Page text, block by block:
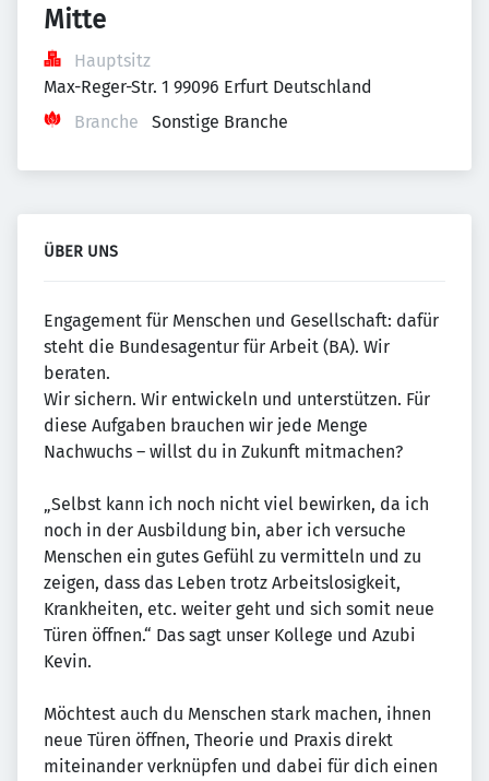
Mitte
Hauptsitz
Max-Reger-Str. 1 99096 Erfurt Deutschland
Branche
Sonstige Branche
ÜBER UNS
Engagement für Menschen und Gesellschaft: dafür
steht die Bundesagentur für Arbeit (BA). Wir
beraten.
Wir sichern. Wir entwickeln und unterstützen. Für
diese Aufgaben brauchen wir jede Menge
Nachwuchs – willst du in Zukunft mitmachen?
„Selbst kann ich noch nicht viel bewirken, da ich
noch in der Ausbildung bin, aber ich versuche
Menschen ein gutes Gefühl zu vermitteln und zu
zeigen, dass das Leben trotz Arbeitslosigkeit,
Krankheiten, etc. weiter geht und sich somit neue
Türen öffnen.“ Das sagt unser Kollege und Azubi
Kevin.
Möchtest auch du Menschen stark machen, ihnen
neue Türen öffnen, Theorie und Praxis direkt
miteinander verknüpfen und dabei für dich einen